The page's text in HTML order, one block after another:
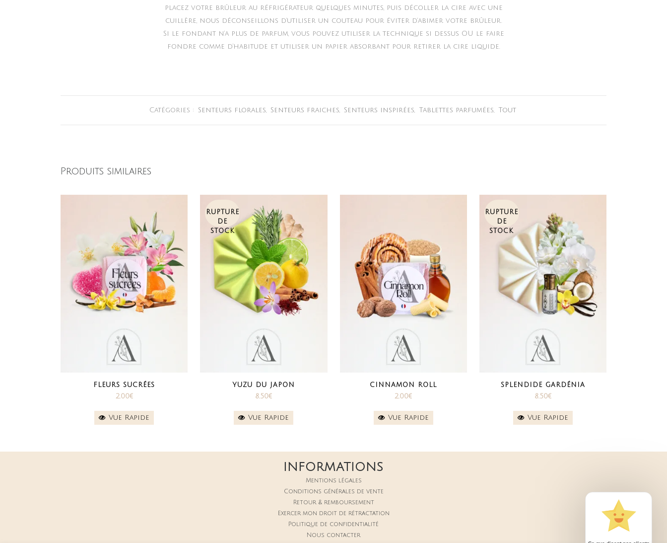
placez votre brûleur au réfrigérateur quelques minutes, puis décoller la cire avec une
cuillère, nous déconseillons d’utiliser un couteau pour éviter d’abimer votre brûleur.
Si le fondant n’a plus de parfum, vous pouvez utiliser la technique si dessus OU le faire
fondre comme d’habitude et utiliser un papier absorbant pour retirer la cire liquide.
Catégories : Senteurs florales Senteurs fraiches Senteurs inspirées Tablettes parfumées Tout
Produits similaires
FLEURS SUCRÉES
2.00€
Vue Rapide
RUPTURE
DE
STOCK
YUZU DU JAPON
8.50€
Vue Rapide
CINNAMON ROLL
2.00€
Vue Rapide
RUPTURE
DE
STOCK
SPLENDIDE GARDÉNIA
8.50€
Vue Rapide
INFORMATIONS
Mentions légales
Conditions générales de vente
Retour & remboursement
Exercer mon droit de rétractation
Politique de confidentialité
Nous contacter